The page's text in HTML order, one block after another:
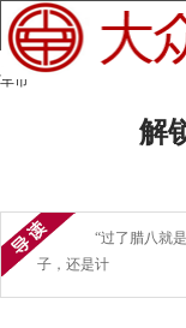
车市
解
“过了腊八就是
子，还是计